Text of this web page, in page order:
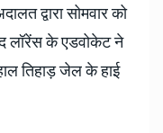
द्वारा सोमवार को
लॉरेंस के एडवोकेट ने
तिहाड़ जेल के हाई